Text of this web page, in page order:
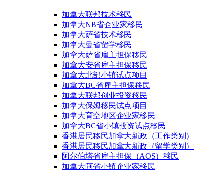
加拿大联邦技术移民
加拿大NB省企业家移民
加拿大萨省技术移民
加拿大曼省留学移民
加拿大萨省雇主担保移民
加拿大安省雇主担保移民
加拿大北部小镇试点项目
加拿大BC省雇主担保移民
加拿大联邦创业投资移民
加拿大保姆移民试点项目
加拿大育空地区企业家移民
加拿大BC省小镇投资试点移民
香港居民移民加拿大新政（工作类别）
香港居民移民加拿大新政（留学类别）
阿尔伯塔省雇主担保（AOS）移民
加拿大阿省小镇企业家移民